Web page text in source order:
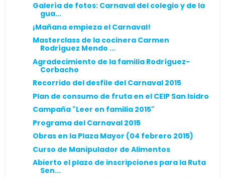
Galería de fotos: Carnaval del colegio y de la
gua...
¡Mañana empieza el Carnaval!
Masterclass de la cocinera Carmen
Rodríguez Mendo ...
Agradecimiento de la familia Rodríguez-
Corbacho
Recorrido del desfile del Carnaval 2015
Plan de consumo de fruta en el CEIP San Isidro
Campaña "Leer en familia 2015"
Programa del Carnaval 2015
Obras en la Plaza Mayor (04 febrero 2015)
Curso de Manipulador de Alimentos
Abierto el plazo de inscripciones para la Ruta
Sen...